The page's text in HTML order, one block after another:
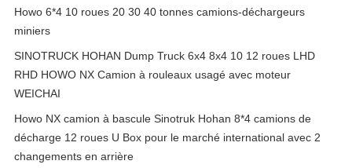
Howo 6*4 10 roues 20 30 40 tonnes camions-déchargeurs
miniers
SINOTRUCK HOHAN Dump Truck 6x4 8x4 10 12 roues LHD
RHD HOWO NX Camion à rouleaux usagé avec moteur
WEICHAI
Howo NX camion à bascule Sinotruk Hohan 8*4 camions de
décharge 12 roues U Box pour le marché international avec 2
changements en arrière